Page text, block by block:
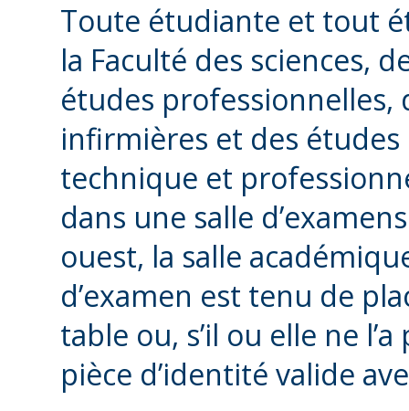
Toute étudiante et tout
la Faculté des sciences,
études professionnelles,
infirmières et des études
technique et
dans une salle
ouest, la salle
d’examen est tenu de
table ou, s’il ou elle ne
pièce d’identité valide